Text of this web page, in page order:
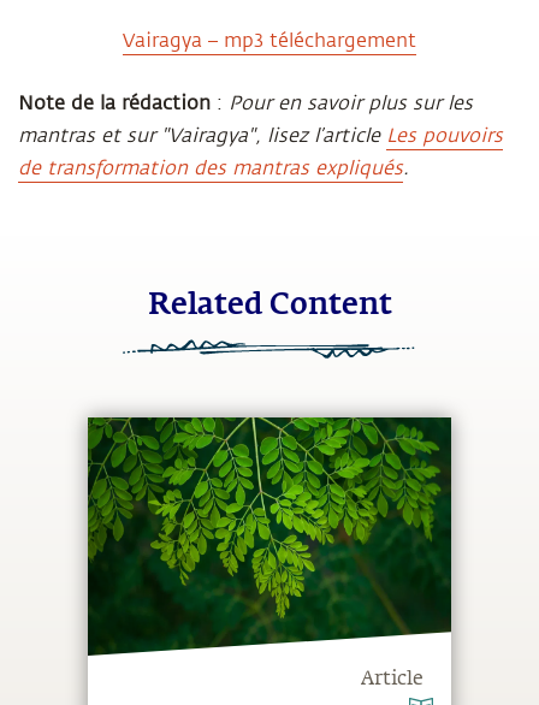
Vairagya – mp3 téléchargement
Note de la rédaction : Pour en savoir plus sur les
mantras et sur "Vairagya", lisez l’article Les pouvoirs
de transformation des mantras expliqués.
Related Content
Article